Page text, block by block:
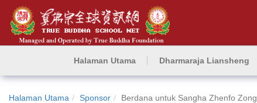
Halaman Utama Dharmaraja Liansheng
Halaman Utama Sponsor Berdana untuk Sangha Zhenfo Zong